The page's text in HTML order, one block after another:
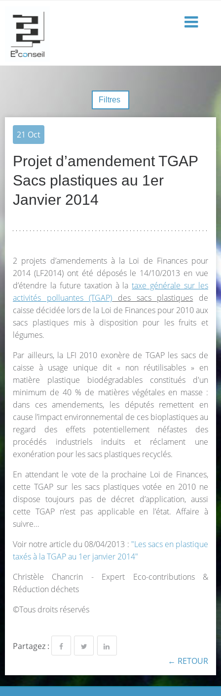
21 Oct
Projet d’amendement TGAP
Sacs plastiques au 1er
Janvier 2014
2 projets d’amendements à la Loi de Finances pour
2014 (LF2014) ont été déposés le 14/10/2013 en vue
d’étendre la future taxation à lataxe générale sur les
activités polluantes (TGAP) des sacs plastiques de
caisse décidée lors de la Loi de Finances pour 2010 aux
sacs plastiques mis à disposition pour les fruits et
légumes.
Par ailleurs, la LFI 2010 exonère de TGAP les sacs de
caisse à usage unique dit « non réutilisables » en
matière plastique biodégradables constitués d'un
minimum de 40 % de matières végétales en masse :
dans ces amendements, les députés remettent en
cause l’impact environnemental de ces bioplastiques au
regard des effets potentiellement néfastes des
procédés industriels induits et réclament une
exonération pour les sacs plastiques recyclés.
En attendant le vote de la prochaine Loi de Finances,
cette TGAP sur les sacs plastiques votée en 2010 ne
dispose toujours pas de décret d’application, aussi
cette TGAP n’est pas applicable en l’état. Affaire à
suivre…
Voir notre article du 08/04/2013 : "Les sacs en plastique
taxés à la TGAP au 1er janvier 2014"
Christèle Chancrin - Expert Eco-contributions &
Réduction déchets
©Tous droits réservés
Partagez :
← RETOUR
Filtres